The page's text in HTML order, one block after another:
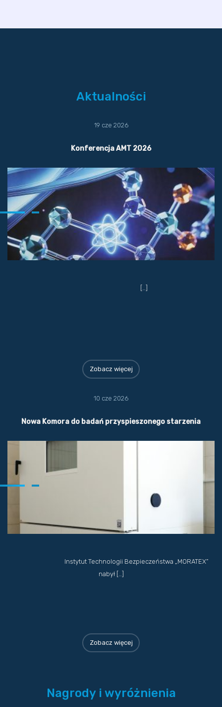
Aktualności
19 cze 2026
Konferencja AMT 2026
[…]
Zobacz więcej
10 cze 2026
Nowa Komora do badań przyspieszonego starzenia
Instytut Technologii Bezpieczeństwa „MORATEX”
nabył […]
Zobacz więcej
Nagrody i wyróżnienia